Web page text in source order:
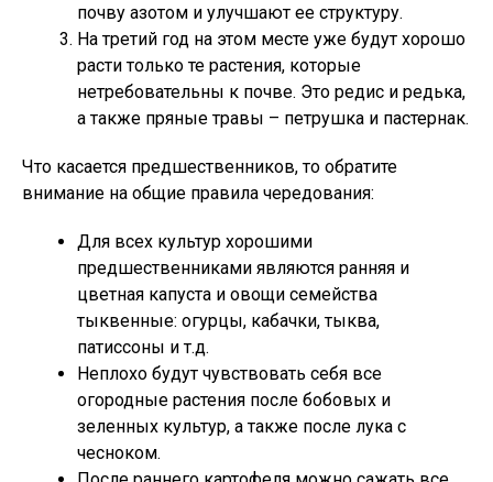
почву азотом и улучшают ее структуру.
На третий год на этом месте уже будут хорошо
расти только те растения, которые
нетребовательны к почве. Это редис и редька,
а также пряные травы – петрушка и пастернак.
Что касается предшественников, то обратите
внимание на общие правила чередования:
Для всех культур хорошими
предшественниками являются ранняя и
цветная капуста и овощи семейства
тыквенные: огурцы, кабачки, тыква,
патиссоны и т.д.
Неплохо будут чувствовать себя все
огородные растения после бобовых и
зеленных культур, а также после лука с
чесноком.